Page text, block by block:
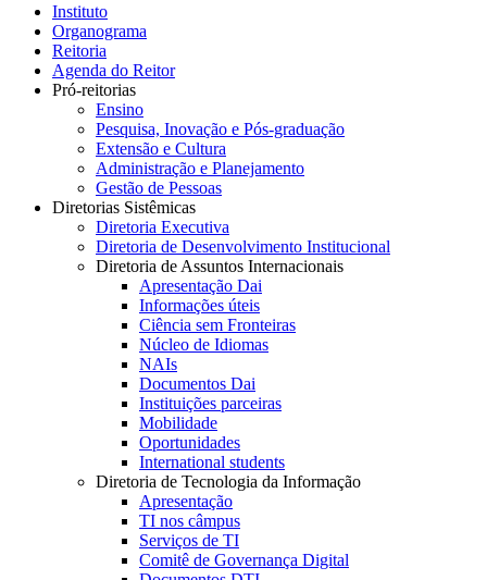
Instituto
Organograma
Reitoria
Agenda do Reitor
Pró-reitorias
Ensino
Pesquisa, Inovação e Pós-graduação
Extensão e Cultura
Administração e Planejamento
Gestão de Pessoas
Diretorias Sistêmicas
Diretoria Executiva
Diretoria de Desenvolvimento Institucional
Diretoria de Assuntos Internacionais
Apresentação Dai
Informações úteis
Ciência sem Fronteiras
Núcleo de Idiomas
NAIs
Documentos Dai
Instituições parceiras
Mobilidade
Oportunidades
International students
Diretoria de Tecnologia da Informação
Apresentação
TI nos câmpus
Serviços de TI
Comitê de Governança Digital